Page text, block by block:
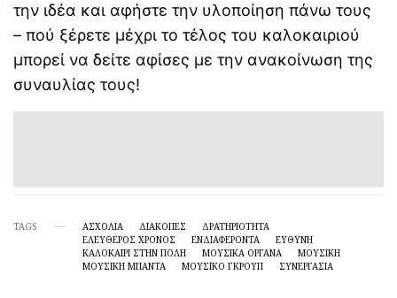
την ιδέα και αφήστε την υλοποίηση πάνω τους
– πού ξέρετε μέχρι το τέλος του καλοκαιριού
μπορεί να δείτε αφίσες με την ανακοίνωση της
συναυλίας τους!
TAGS ΑΣΧΟΛΙΑ ΔΙΑΚΟΠΕΣ
ΔΡΑΤΗΡΙΌΤΗΤΑ
ΕΛΕΥΘΕΡΟΣ ΧΡΟΝΟΣ
ΕΝΔΙΑΦΈΡΟΝΤΑ
ΕΥΘΥΝΗ
ΚΑΛΟΚΑΊΡΙ ΣΤΗΝ ΠΌΛΗ
ΜΟΥΣΙΚΆ ΌΡΓΑΝΑ
ΜΟΥΣΙΚΗ
ΜΟΥΣΙΚΉ ΜΠΆΝΤΑ
ΜΟΥΣΙΚΌ ΓΚΡΟΥΠ ΣΥΝΕΡΓΑΣΙΑ